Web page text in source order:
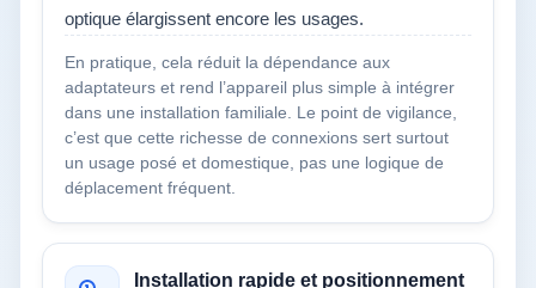
optique élargissent encore les usages.
En pratique, cela réduit la dépendance aux
adaptateurs et rend l’appareil plus simple à intégrer
dans une installation familiale. Le point de vigilance,
c’est que cette richesse de connexions sert surtout
un usage posé et domestique, pas une logique de
déplacement fréquent.
Installation rapide et positionnement